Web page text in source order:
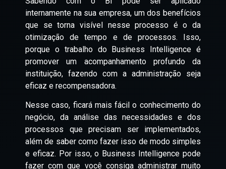
internamente na sua empresa, um dos benefícios
que se torna visível nesse processo é o da
otimização de tempo e de processos. Isso,
porque o trabalho do Business Intelligence é
promover um acompanhamento profundo da
instituição, fazendo com a administração seja
eficaz e recompensadora.
Nesse caso, ficará mais fácil o conhecimento do
negócio, da análise das necessidades e dos
processos que precisam ser implementados,
além de saber como fazer isso de modo simples
e eficaz. Por isso, o Business Intelligence pode
fazer com que você consiga administrar muito